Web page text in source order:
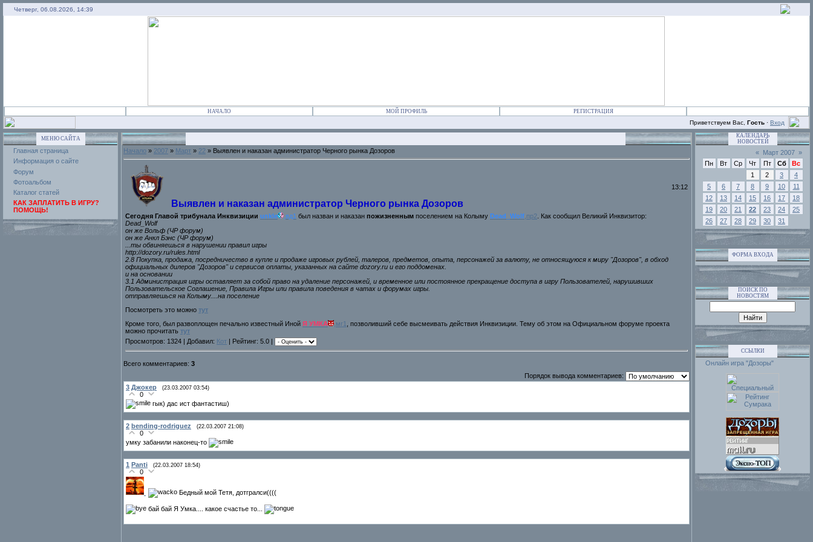
Четверг, 06.08.2026, 14:39
НАЧАЛО МОЙ ПРОФИЛЬ РЕГИСТРАЦИЯ
Приветствуем Вас, Гость · Вход
МЕНЮ САЙТА
Главная страница
Информация о сайте
Форум
Фотоальбом
Каталог статей
КАК ЗАПЛАТИТЬ В ИГРУ?
ПОМОЩЬ!
Начало » 2007 » Март » 22 » Выявлен и наказан администратор Черного рынка Дозоров
Выявлен и наказан администратор Черного рынка Дозоров
13:12
Сегодня Главой трибунала Инквизиции unkle ,вд1 был назван и наказан пожизненным поселением на Колыму Dead_Wolf ,пр2 . Как сообщил Великий Инквизитор:
Dead_Wolf
он же Вольф (ЧР форум)
он же Анкл Бэнс (ЧР форум)
...ты обвиняешься в нарушении правил игры
http://dozory.ru/rules.html
2.8 Покупка, продажа, посредничество в купле и продаже игровых рублей, талеров, предметов, опыта, персонажей за валюту, не относящуюся к миру "Дозоров", в обход
официальных дилеров "Дозоров" и сервисов оплаты, указанных на сайте dozory.ru и его поддоменах.
и на основании
3.1 Администрация игры оставляет за собой право на удаление персонажей, и временное или постоянное прекращение доступа в игру Пользователей, нарушивших
Пользовательское Соглашение, Правила Игры или правила поведения в чатах и форумах игры.
отправляешься на Колыму....на поселение
Посмотреть это можно тут
Кроме того, был развоплощен печально известный Иной Я УМКА ,мг1
, позволивший себе высмеивать действия Инквизиции. Тему об этом на Официальном форуме проекта
можно прочитать тут
Просмотров: 1324 | Добавил: Кот | Рейтинг: 5.0 |
Всего комментариев: 3
Порядок вывода комментариев:
3 Джокер (23.03.2007 03:54)
0
гык) дас ист фантастиш)
2 bending-rodriguez (22.03.2007 21:08)
0
умку забанили наконец-то
1 Panti (22.03.2007 18:54)
0
Бедный мой Тетя, дотгралси((((
бай бай Я Умка.... какое счастье то...
КАЛЕНДАРЬ
НОВОСТЕЙ
« Март 2007 »
Пн
Вт Ср Чт Пт Сб
Вс
1
2 3
4
5
6 7 8 9 10
11
12
13 14 15 16 17
18
19
20 21 22 23 24
25
26
27 28 29 30 31
ФОРМА ВХОДА
ПОИСК ПО
НОВОСТЯМ
ССЫЛКИ
Онлайн игра "Дозоры"